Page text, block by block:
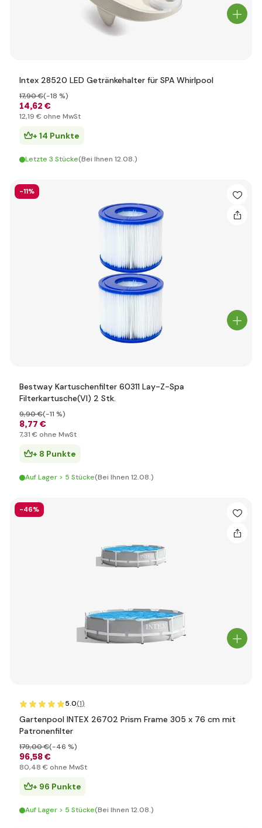
Intex 28520 LED Getränkehalter für SPA Whirlpool
14,62 €
17,90 €(-18 %)
12,19 € ohne MwSt
+ 14 Punkte
Letzte 3 Stücke(Bei Ihnen 12.08.)
-11%
Bestway Kartuschenfilter 60311 Lay-Z-Spa
Filterkartusche(VI) 2 Stk.
8,77 €
9,90 €(-11 %)
7,31 € ohne MwSt
+ 8 Punkte
Auf Lager > 5 Stücke(Bei Ihnen 12.08.)
-46%
5.0(1)
Gartenpool INTEX 26702 Prism Frame 305 x 76 cm mit
Patronenfilter
96,58 €
179,00 €(-46 %)
80,48 € ohne MwSt
+ 96 Punkte
Auf Lager > 5 Stücke(Bei Ihnen 12.08.)